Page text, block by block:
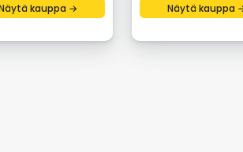
kauppa → Näytä kauppa